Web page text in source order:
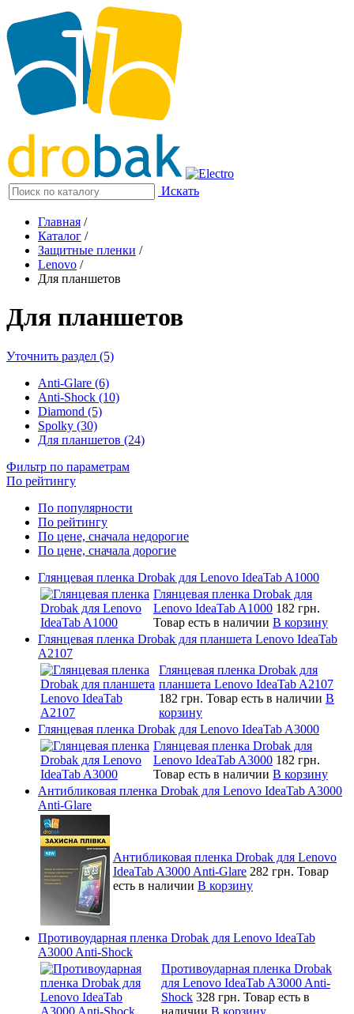
Искать
Главная /
Каталог /
Защитные пленки /
Lenovo /
Для планшетов
Для планшетов
Уточнить раздел (5)
Anti-Glare (6)
Anti-Shock (10)
Diamond (5)
Spolky (30)
Для планшетов (24)
Фильтр по параметрам
По рейтингу
По популярности
По рейтингу
По цене, сначала недорогие
По цене, сначала дорогие
Глянцевая пленка Drobak для Lenovo IdeaTab A1000
Глянцевая пленка Drobak для
Lenovo IdeaTab A1000 182 грн.
Товар есть в наличии В корзину
Глянцевая пленка Drobak для планшета Lenovo IdeaTab
A2107
Глянцевая пленка Drobak для
планшета Lenovo IdeaTab A2107
182 грн. Товар есть в наличии В
корзину
Глянцевая пленка Drobak для Lenovo IdeaTab A3000
Глянцевая пленка Drobak для
Lenovo IdeaTab A3000 182 грн.
Товар есть в наличии В корзину
Антибликовая пленка Drobak для Lenovo IdeaTab A3000
Anti-Glare
Антибликовая пленка Drobak для Lenovo
IdeaTab A3000 Anti-Glare 282 грн. Товар
есть в наличии В корзину
Противоударная пленка Drobak для Lenovo IdeaTab
A3000 Anti-Shock
Противоударная пленка Drobak
для Lenovo IdeaTab A3000 Anti-
Shock 328 грн. Товар есть в
наличии В корзину